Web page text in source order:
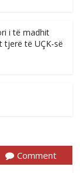
i të madhit
të UÇK-së
Comment